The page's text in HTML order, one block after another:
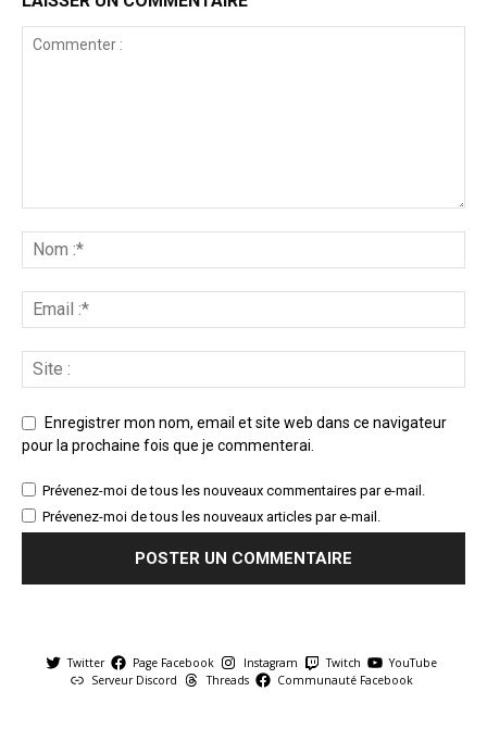
Enregistrer mon nom, email et site web dans ce navigateur
pour la prochaine fois que je commenterai.
Prévenez-moi de tous les nouveaux commentaires par e-mail.
Prévenez-moi de tous les nouveaux articles par e-mail.
Twitter Page Facebook Instagram Twitch
YouTube
Serveur Discord
Threads Communauté Facebook